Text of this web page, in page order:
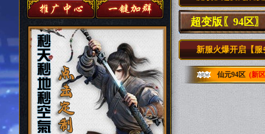
超变版〖94区
新服火爆开启【
仙元94区 (新